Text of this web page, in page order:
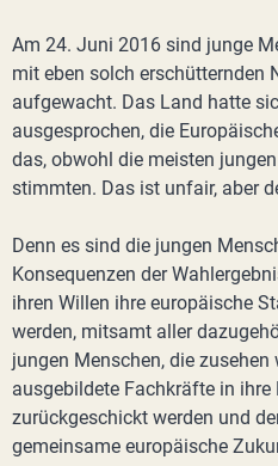
Am 24. Juni 2016 sind junge
mit eben solch erschütternden
aufgewacht. Das Land hatte
ausgesprochen, die
das, obwohl die meisten
stimmten. Das ist unfair, aber
Denn es sind die jungen
Konsequenzen der
ihren Willen ihre europäische
werden, mitsamt aller
jungen Menschen, die zusehen
ausgebildete Fachkräfte in ihre
zurückgeschickt werden und
gemeinsame europäische